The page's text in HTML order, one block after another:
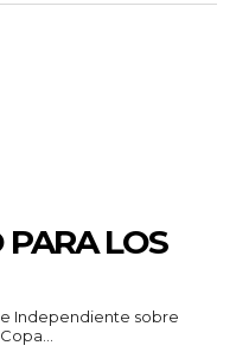
PARA LOS
Independiente sobre